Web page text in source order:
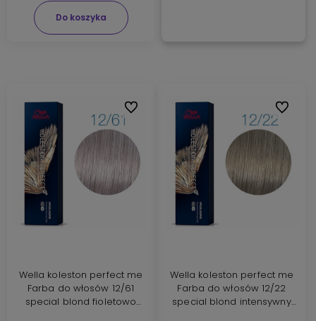
Do koszyka
Wella koleston perfect me
Farba do włosów 12/61
special blond fioletowo
Do ulubionych
Wella koleston perfect me
Farba do włosów 12/22
special blond intensywny
Do